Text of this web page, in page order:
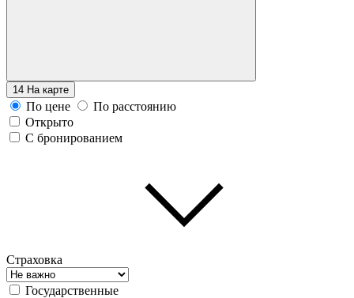
14 На карте
По цене
По расстоянию
Открыто
С бронированием
Страховка
Государственные